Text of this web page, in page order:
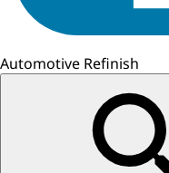
Automotive Refinish